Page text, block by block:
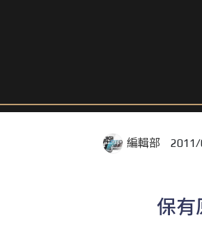
編輯部
保有